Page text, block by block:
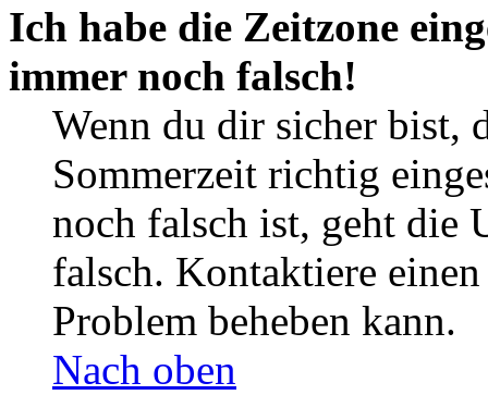
Ich habe die Zeitzone
immer noch falsch!
Wenn du dir sicher bist,
Sommerzeit richtig
noch falsch ist, geht die
falsch. Kontaktiere
Problem beheben kann.
Nach oben